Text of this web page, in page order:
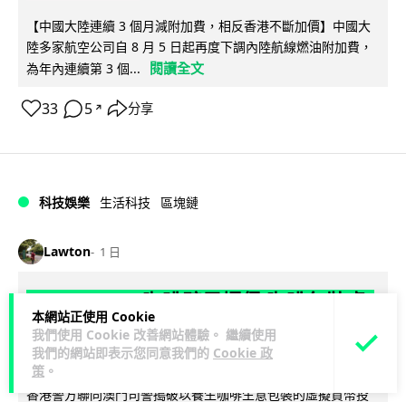
本網站正使用 Cookie
我們使用 Cookie 改善網站體驗。 繼續使用
我們的網站即表示您同意我們的 Cookie 政
策 。
【中國大陸連續 3 個月減附加費，相反香港不斷加價】中國大
陸多家航空公司自 8 月 5 日起再度下調內陸航線燃油附加費，
為年內連續第 3 個...
閱讀全文
33 5 ↗ 分享
科技娛樂 生活科技 區塊鏈
Lawton 1 日
Fun Coffee 咖啡騙局爆煲 咖啡包裝虛
擬貨幣投資騙局 港澳警拘 8 人涉款
9,400 萬元
香港警方聯同澳門司警搗破以養生咖啡生意包裝的虛擬貨幣投